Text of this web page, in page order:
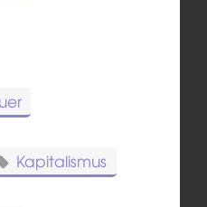
Kapitalismus